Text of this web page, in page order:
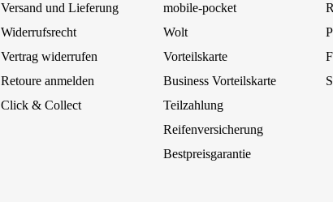
Versand und Lieferung
Widerrufsrecht
Vertrag widerrufen
Retoure anmelden
Click & Collect
mobile-pocket
Wolt
Vorteilskarte
Business Vorteilskarte
Teilzahlung
Reifenversicherung
Bestpreisgarantie